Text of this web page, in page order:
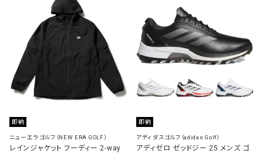
即納
ニューエラゴルフ（NEW ERA GOLF）
レインジャケット フーディー 2-way
即納
アディダスゴルフ（adidas Golf）
アディゼロ ゼッドジー 25 メンズ ゴ